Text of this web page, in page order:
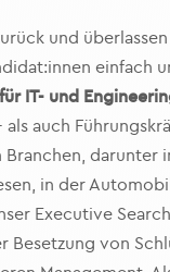
und
einfach
IT- und
auch
darunter
in der
Executive
Besetzung von